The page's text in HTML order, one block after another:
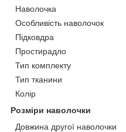
Наволочка
Особливість наволочок
Підковдра
Простирадло
Тип комплекту
Тип тканини
Колір
Розміри наволочки
Довжина другої наволочки